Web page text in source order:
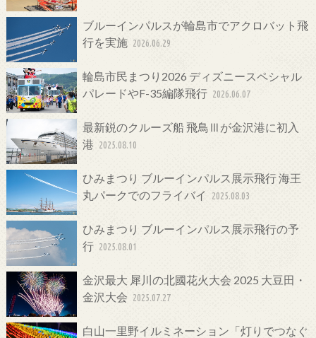
ブルーインパルスが輪島市でアクロバット飛
行を実施 2026.06.29
輪島市民まつり2026 ディズニースペシャル
パレードやF-35編隊飛行 2026.06.07
最新鋭のクルーズ船 飛鳥Ⅲが金沢港に初入
港 2025.08.10
ひみまつり ブルーインパルス展示飛行 海王
丸パークでのフライバイ
2025.08.03
ひみまつり ブルーインパルス展示飛行の予
行 2025.08.01
金沢最大 犀川の北國花火大会 2025 大豆田・
金沢大会 2025.07.27
白山一里野イルミネーション「灯りでつなぐ